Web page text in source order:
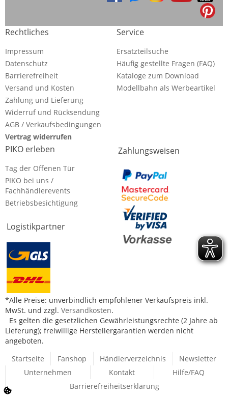
Rechtliches
Impressum
Datenschutz
Barrierefreiheit
Versand und Kosten
Zahlung und Lieferung
Widerruf und Rücksendung
AGB / Verkaufsbedingungen
Vertrag widerrufen
Service
Ersatzteilsuche
Häufig gestellte Fragen (FAQ)
Kataloge zum Download
Modellbahn als Werbeartikel
PIKO erleben
Tag der Offenen Tür
PIKO bei uns /
Fachhändlerevents
Betriebsbesichtigung
Logistikpartner
Zahlungsweisen
*Alle Preise: unverbindlich empfohlener Verkaufspreis inkl.
MwSt. und zzgl. Versandkosten.
Es gelten die gesetzlichen Gewährleistungsrechte (2 Jahre ab
Lieferung); freiwillige Herstellergarantien werden nicht
angeboten.
Startseite
Fanshop Händlerverzeichnis
Newsletter
Unternehmen
Kontakt
Hilfe/FAQ
Barrierefreiheitserklärung